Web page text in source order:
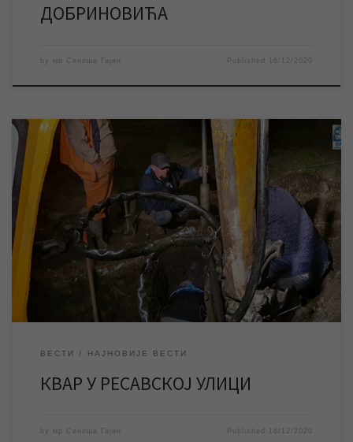
ДОБРИНОВИЋА
by мр Синиша Гајин Published 16/12/2020
У току је санација квара у Ресавској улици у градском насељу
Граднулица, због чега је део насеља у непосредној близини
поменуте улице тренутно без воде. У вечерњим часовима
екипе ЈКП „Водовод и канализација“ започеле су радове на
санацији квара на водоводној мрежи у Ресавској улици на
Граднулици, због чега је […]
ВЕСТИ НАЈНОВИЈЕ ВЕСТИ
КВАР У РЕСАВСКОЈ УЛИЦИ
by мр Синиша Гајин Published 16/12/2020